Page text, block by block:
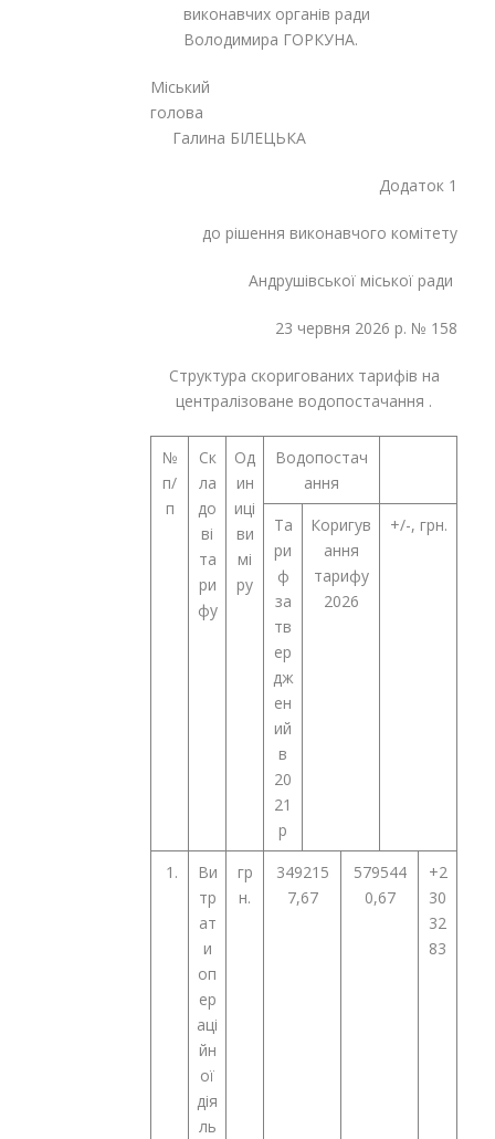
виконавчих органів ради
Володимира ГОРКУНА.
Міський
Галина БІЛЕЦЬКА
Додаток 1
до рішення виконавчого комітету
Андрушівської міської ради
23 червня 2026 р. № 158
Структура скоригованих тарифів на
централізоване водопостачання .
№
п/
п
Ск
ла
до
ві
та
ри
фу
Од
ин
иці
ви
мі
ру
Водопостач
ання
Та
ри
ф
за
тв
ер
дж
ен
ий
в
20
21
р
Коригув
ання
тарифу
2026
+/-, грн.
1.
Ви
тр
ат
и
оп
ер
аці
йн
ої
дія
ль
гр
н.
349215
7,67
579544
0,67
+2
30
32
83